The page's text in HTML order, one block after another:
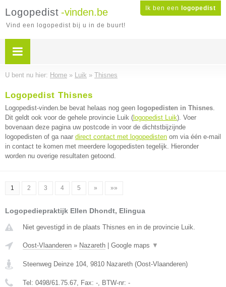
Ik ben een logopedist
Logopedist -vinden.be
Vind een logopedist bij u in de buurt!
U bent nu hier: Home » Luik » Thisnes
Logopedist Thisnes
Logopedist-vinden.be bevat helaas nog geen logopedisten in Thisnes.
Dit geldt ook voor de gehele provincie Luik ( logopedist Luik). Voer
bovenaan deze pagina uw postcode in voor de dichtstbijzijnde
logopedisten of ga naar direct contact met logopedisten om via één e-mail
in contact te komen met meerdere logopedisten tegelijk. Hieronder
worden nu overige resultaten getoond.
1 2 3 4 5 » »»
Logopediepraktijk Ellen Dhondt, Elingua
Niet gevestigd in de plaats Thisnes en in de provincie Luik.
Oost-Vlaanderen » Nazareth Google maps ▼
Steenweg Deinze 104, 9810 Nazareth (Oost-Vlaanderen)
Tel: 0498/61.75.67, Fax: -, BTW-nr: -